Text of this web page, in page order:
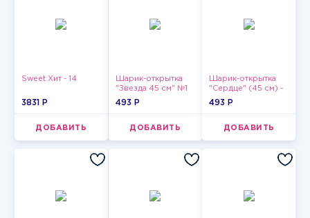
Sweet Хит - 14
3831 P
ДОБАВИТЬ
Шарик-открытка
"Звезда 45 см" №1
493 P
ДОБАВИТЬ
Шарик-открытка
"Сердце" (45 см) -
2
493 P
ДОБАВИТЬ